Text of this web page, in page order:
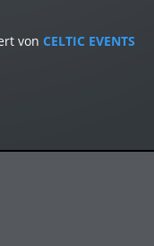
von CELTIC EVENTS